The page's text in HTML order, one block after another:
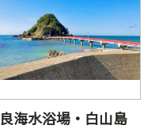
海水浴場・白山島